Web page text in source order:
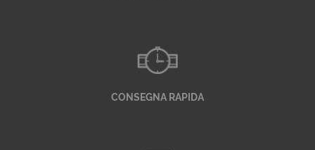
CONSEGNA RAPIDA